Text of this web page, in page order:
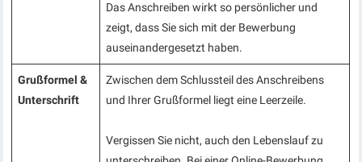
Das Anschreiben wirkt so persönlicher und
zeigt, dass Sie sich mit der Bewerbung
auseinandergesetzt haben.
Grußformel &
Unterschrift
Zwischen dem Schlussteil des Anschreibens
und Ihrer Grußformel liegt eine Leerzeile.
Vergissen Sie nicht, auch den Lebenslauf zu